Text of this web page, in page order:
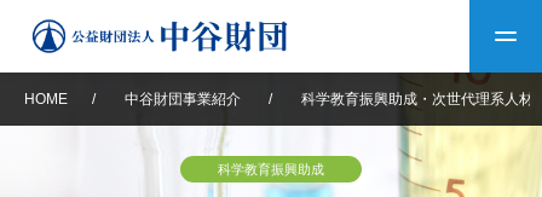
HOME / 中谷財団事業紹介 / 科学教育振興助成・次世代理系人材
科学教育振興助成